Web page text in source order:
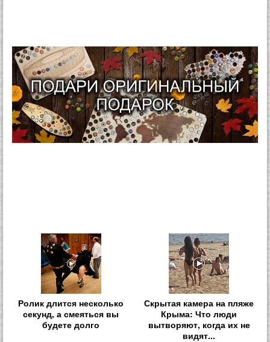
Ролик длится несколько
секунд, а смеяться вы
будете долго
Скрытая камера на пляже
Крыма: Что люди
вытворяют, когда их не
видят...